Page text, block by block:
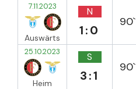
7.11.2023
Auswärts
N
1:0
90`
25.10.2023
Heim
S
3:1
90`